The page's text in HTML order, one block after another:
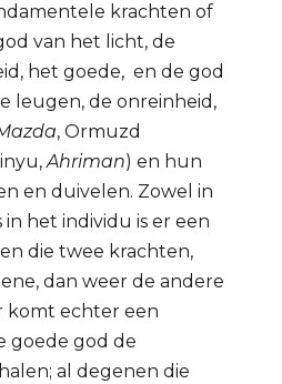
krachten of
van het licht, de
het goede, en de god
leugen, de onreinheid,
, Ormuzd
Ahriman) en hun
en duivelen. Zowel in
in het individu is er een
die twee krachten,
dan weer de andere
komt echter een
goede god de
al degenen die